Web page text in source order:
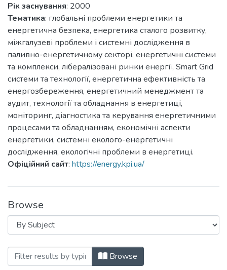
Рік заснування: 2000
Тематика: глобальні проблеми енергетики та
енергетична безпека, енергетика сталого розвитку,
міжгалузеві проблеми і системні дослідження в
паливно-енергетичному секторі, енергетичні системи
та комплекси, лібералізовані ринки енергії, Smart Grid
системи та технології, енергетична ефективність та
енергозбереження, енергетичний менеджмент та
аудит, технології та обладнання в енергетиці,
моніторинг, діагностика та керування енергетичними
процесами та обладнанням, економічні аспекти
енергетики, системні еколого-енергетичні
дослідження, екологічні проблеми в енергетиці.
Офіційний сайт: https://energy.kpi.ua/
Browse
Browsing Енергетика: економіка,
Browse